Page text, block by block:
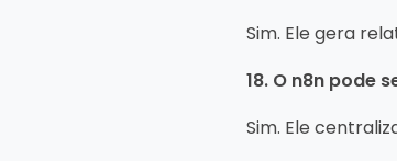
Sim. Ele gera
18. O n8n pode
Sim. Ele